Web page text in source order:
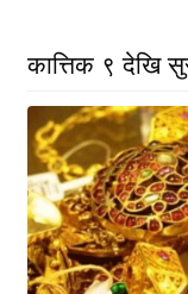
कात्तिक ९ देखि